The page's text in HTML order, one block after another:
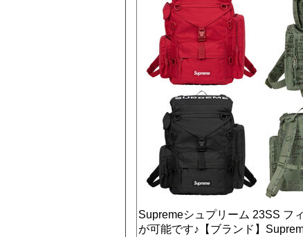
Supremeシュプリーム 23SS フ
が可能です♪【ブランド】